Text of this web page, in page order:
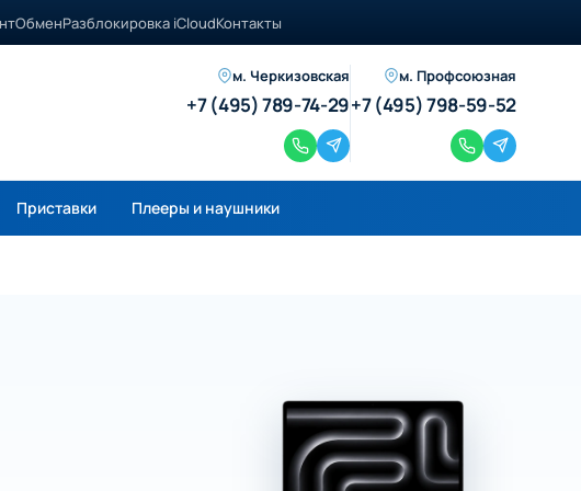
ОбменРазблокировка iCloudКонтакты
м. Черкизовская
+7 (495) 789-74-29
м. Профсоюзная
+7 (495) 798-59-52
Приставки Плееры и наушники